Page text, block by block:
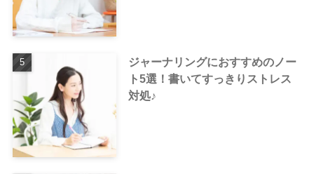
ジャーナリングにおすすめのノー
ト5選！書いてすっきりストレス
対処♪